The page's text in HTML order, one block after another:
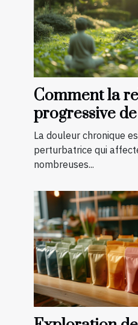
Comment la
progressive
peut aider à
chronique
La douleur chronique
perturbatrice qui
nombreuses...